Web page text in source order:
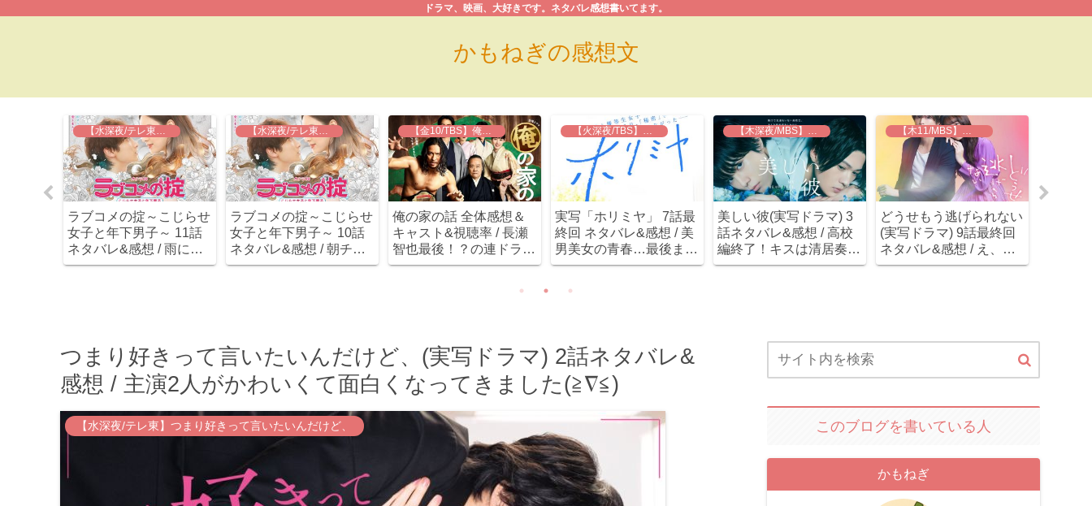
かもねぎの感想文
ドラマ、映画、大好きです。ネタバレ感想書いてます。
【水深夜/テレ東】ラブコメの掟
ラブコメの掟～こじらせ
女子と年下男子～ 11話
ネタバレ&感想 / 雨に濡
れた子犬男子小関裕太！
【水深夜/テレ東】ラブコメの掟
ラブコメの掟～こじらせ
女子と年下男子～ 10話
ネタバレ&感想 / 朝チュ
ンシーンは最高ながらも
【金10/TBS】俺の家の話
俺の家の話 全体感想＆
キャスト&視聴率 / 長瀬
智也最後！？の連ドラ。
淋しいけど観るしかな
【火深夜/TBS】実写 ホリミヤ
実写「ホリミヤ」 7話最
終回 ネタバレ&感想 / 美
男美女の青春…最後まで
キラキラしてました
【木深夜/MBS】美しい彼
美しい彼(実写ドラマ) 3
話ネタバレ&感想 / 高校
編終了！キスは清居奏
(八木勇征)からの展開( ﾟ
【木11/MBS】どうせもう逃げられない
どうせもう逃げられない
(実写ドラマ) 9話最終回
ネタバレ&感想 / え、最
後は霊が出てきて拓己の
つまり好きって言いたいんだけど、(実写ドラマ) 2話ネタバレ&
感想 / 主演2人がかわいくて面白くなってきました(≧∇≦)
【水深夜/テレ東】つまり好きって言いたいんだけど、 このブログを書いている人
かもねぎ